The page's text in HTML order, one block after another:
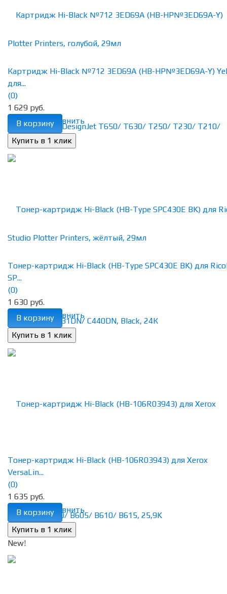
избранное сравнить
Картридж Hi-Black №712 3ED69A (HB-HP№3ED69A-Y)
для...
(0)
1 629 руб.
В корзину
избранное сравнить
Тонер-картридж Hi-Black (HB-Type SPC430E BK) для
SP...
(0)
1 630 руб.
В корзину
избранное сравнить
Тонер-картридж Hi-Black (HB-106R03943) для Xerox
VersaLin...
(0)
1 635 руб.
В корзину
New!